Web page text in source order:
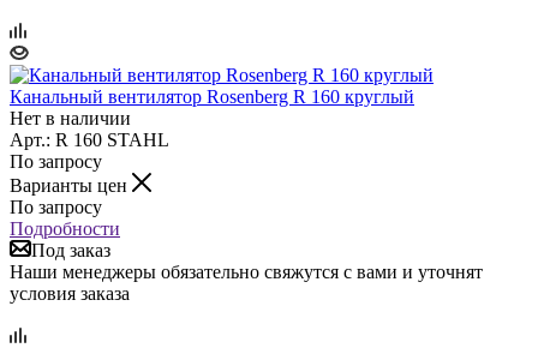
Канальный вентилятор Rosenberg R 160 круглый
Нет в наличии
Арт.: R 160 STAHL
По запросу
Варианты цен
По запросу
Подробности
Под заказ
Наши менеджеры обязательно свяжутся с вами и уточнят
условия заказа